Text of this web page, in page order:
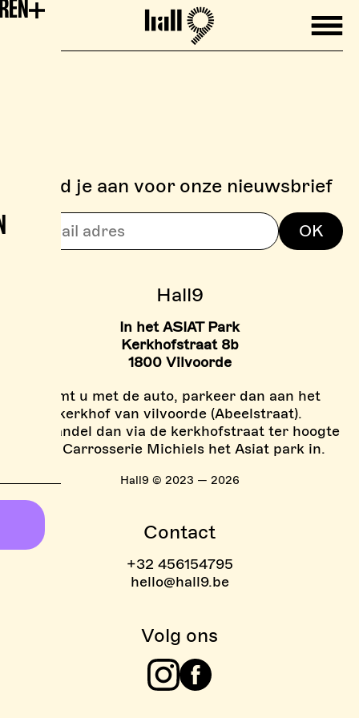
Mobile
Hall9
> BOULDERZONE
> TARIEVEN BOULDER
Hall9
In het ASIAT Park
Kerkhofstraat 8b
1800 Vilvoorde
Komt u met de auto, parkeer dan aan het
kerkhof van vilvoorde (Abeelstraat).
En wandel dan via de kerkhofstraat ter hoogte
van Carrosserie Michiels het Asiat park in.
Hall9 © 2023 — 2026
Contact
+32 456154795
hello@hall9.be
Volg ons
Meld je aan voor onze nieuwsbrief
OK